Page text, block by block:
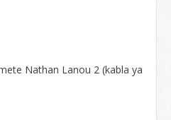
Nathan Lanou 2 (kabla ya